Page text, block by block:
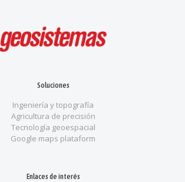
Soluciones
Ingeniería y topografía
Agricultura de precisión
Tecnología geoespacial
Google maps plataform
Enlaces de interés